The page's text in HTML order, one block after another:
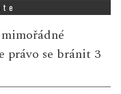
právo se bránit 3